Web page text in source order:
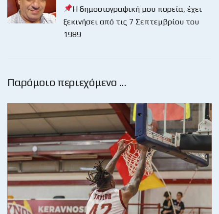
Η δημοσιογραφική μου πορεία, έχει
ξεκινήσει από τις 7 Σεπτεμβρίου του
1989
Παρόμοιο περιεχόμενο …